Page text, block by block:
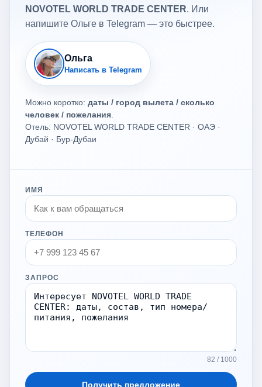
NOVOTEL WORLD TRADE CENTER. Или
напишите Ольге в Telegram — это быстрее.
Ольга
Написать в Telegram
Можно коротко: даты / город вылета / сколько
человек / пожелания
Отель: NOVOTEL WORLD TRADE CENTER · ОАЭ ·
Дубай · Бур-Дубаи
ИМЯ
ТЕЛЕФОН
ЗАПРОС
82 / 1000
Получить предложение